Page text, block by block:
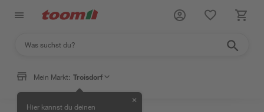
Mein Markt: Troisdorf
Hier kannst du deinen
✕